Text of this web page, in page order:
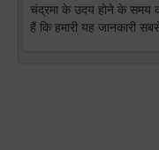
चंद्रमा के उदय होने के समय
हैं कि हमारी यह जानकारी